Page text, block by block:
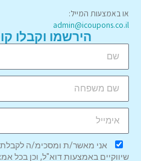
או באמצעות המייל:
admin@icoupons.co.il
הירשמו וקבלו
אני מאשר/ת ומסכימ/ה לקבלת
שיווקיים באמצעות דוא"ל, וכן בכל